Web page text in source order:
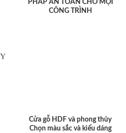
PHÁP AN TOÀN CHO MỌI
CÔNG TRÌNH
Cửa gỗ HDF và phong thủy
Chọn màu sắc và kiểu dáng